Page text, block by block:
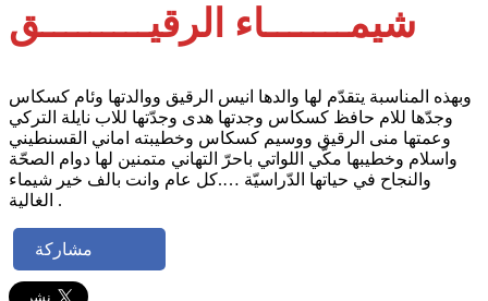
شيمـــــــاء الرقيـــــــــق
وبهذه المناسبة يتقدّم لها والدها انيس الرقيق ووالدتها وئام كسكاس
وجدّها للام حافظ كسكاس وجدتها هدى وجدّتها للاب نايلة التركي
وعمتها منى الرقيق ووسيم كسكاس وخطيبته اماني القسنطيني
واسلام وخطيبها مكّي اللواتي باحرّ التهاني متمنين لها دوام الصحّة
والنجاح في حياتها الدّراسيّة ….كل عام وانت بالف خير شيماء
الغالية .
مشاركة